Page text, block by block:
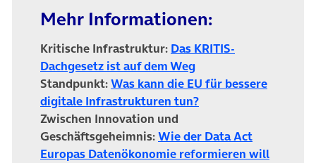
Mehr Informationen:
Kritische Infrastruktur: Das KRITIS-
Dachgesetz ist auf dem Weg(öffnet in neuem Tab)
Standpunkt:Was kann die EU für bessere
digitale Infrastrukturen tun?(öffnet in neuem Tab)
Zwischen Innovation und
Geschäftsgeheimnis:Wie der Data Act
Europas Datenökonomie reformieren will(öffnet